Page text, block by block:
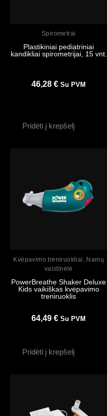
Spirometrai
Plastikiniai pediatriniai
kandikliai spirometrijai, 15 vnt.
46,28€ Su PVM
Pridėti į krepšelį
Kvėpavimo treniruokliai , Namų
vaistinėlė
PowerBreathe Shaker Deluxe
Kids vaikiškas kvėpavimo
treniruoklis
64,49€ Su PVM
Pridėti į krepšelį